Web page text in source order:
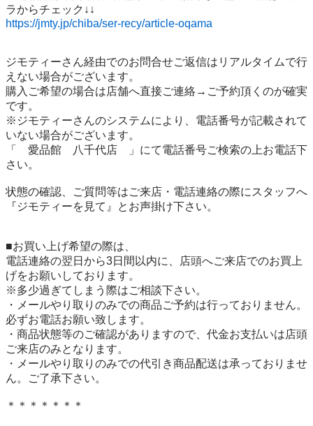
https://jmty.jp/chiba/ser-recy/article-oqama
ジモティーさん経由でのお問合せご返信はリアルタイムで行
えない場合がございます。
購入ご希望の場合は店舗へ直接ご連絡→ご予約頂くのが確実
です。
※ジモティーさんのシステムにより、電話番号が記載されて
いない場合がございます。
「　愛品館　八千代店　」にて電話番号ご検索の上お電話下
さい。
状態の確認、ご質問等はご来店・電話連絡の際にスタッフへ
『ジモティーを見て』とお声掛け下さい。
■お買い上げ希望の際は、
電話連絡の翌日から3日間以内に、店頭へご来店でのお買上
げをお願いしております。
※多少過ぎてしまう際はご相談下さい。
・メールやり取りのみでの商品ご予約は行っておりません。
必ずお電話お願い致します。
・商品状態等のご確認がありますので、代金お支払いは店頭
ご来店のみとなります。
・メールやり取りのみでの代引き商品配送は承っておりませ
ん。ご了承下さい。
＊＊＊＊＊＊＊